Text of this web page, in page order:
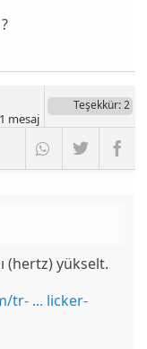
Teşekkür: 2
mesaj
(hertz) yükselt.
tr- ... licker-